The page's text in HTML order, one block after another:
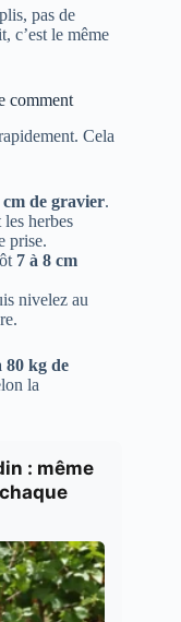
pas de
c’est le même
comment
Cela
cm de gravier.
herbes
prise.
7 à 8 cm
nivelez au
80 kg de
la
: même